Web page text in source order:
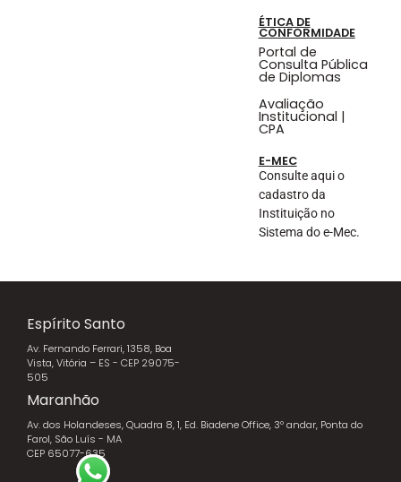
ÉTICA DE
CONFORMIDADE
Portal de
Consulta Pública
de Diplomas
Avaliação
Institucional |
CPA
E-MEC
Consulte aqui o
cadastro da
Instituição no
Sistema do e-Mec.
Espírito Santo
Av. Fernando Ferrari, 1358, Boa
Vista, Vitória – ES - CEP 29075-
505
Maranhão
Av. dos Holandeses, Quadra 8, 1, Ed. Biadene Office, 3º andar, Ponta do
Farol, São Luís - MA
CEP 65077-635